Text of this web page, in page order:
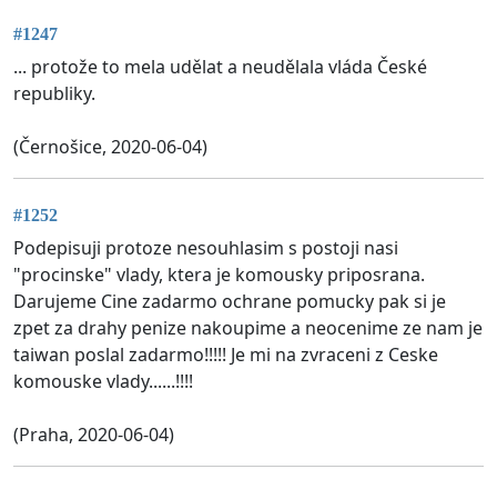
#1247
... protože to mela udělat a neudělala vláda České
republiky.
(Černošice, 2020-06-04)
#1252
Podepisuji protoze nesouhlasim s postoji nasi
"procinske" vlady, ktera je komousky priposrana.
Darujeme Cine zadarmo ochrane pomucky pak si je
zpet za drahy penize nakoupime a neocenime ze nam je
taiwan poslal zadarmo!!!!! Je mi na zvraceni z Ceske
komouske vlady......!!!!
(Praha, 2020-06-04)